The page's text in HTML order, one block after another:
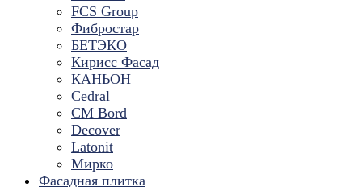
FCS Group
Фибростар
БЕТЭКО
Кирисс Фасад
КАНЬОН
Cedral
CM Bord
Decover
Latonit
Мирко
Фасадная плитка